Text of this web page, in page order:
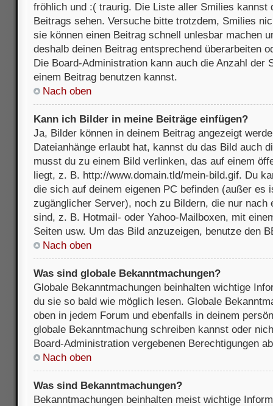
fröhlich und :( traurig. Die Liste aller Smilies kannst
Beitrags sehen. Versuche bitte trotzdem, Smilies
sie können einen Beitrag schnell unlesbar machen
deshalb deinen Beitrag entsprechend überarbeiten
Die Board-Administration kann auch die Anzahl der
einem Beitrag benutzen kannst.
Nach oben
Kann ich Bilder in meine Beiträge einfügen?
Ja, Bilder können in deinem Beitrag angezeigt
Dateianhänge erlaubt hat, kannst du das Bild auch
musst du zu einem Bild verlinken, das auf einem
liegt, z. B. http://www.domain.tld/mein-bild.gif. Du
die sich auf deinem eigenen PC befinden (außer es
zugänglicher Server), noch zu Bildern, die nur nach
sind, z. B. Hotmail- oder Yahoo-Mailboxen, mit
Seiten usw. Um das Bild anzuzeigen, benutze den
Nach oben
Was sind globale Bekanntmachungen?
Globale Bekanntmachungen beinhalten wichtige
du sie so bald wie möglich lesen. Globale
oben in jedem Forum und ebenfalls in deinem
globale Bekanntmachung schreiben kannst oder
Board-Administration vergebenen Berechtigungen
Nach oben
Was sind Bekanntmachungen?
Bekanntmachungen beinhalten meist wichtige